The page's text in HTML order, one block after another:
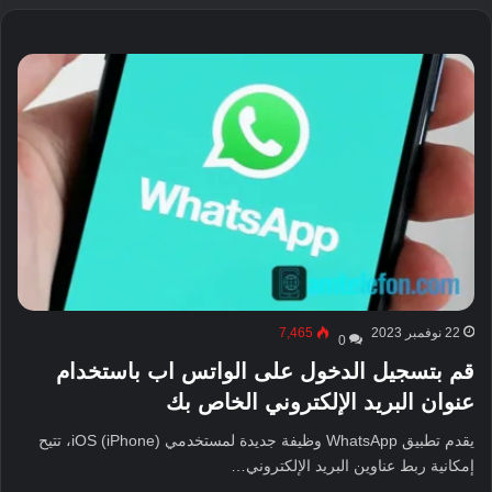
22 نوفمبر 2023 0
7,465
قم بتسجيل الدخول على الواتس اب باستخدام
عنوان البريد الإلكتروني الخاص بك
يقدم تطبيق WhatsApp وظيفة جديدة لمستخدمي iOS (iPhone)، تتيح
إمكانية ربط عناوين البريد الإلكتروني…